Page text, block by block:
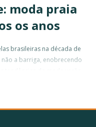
moda praia
os anos
brasileiras na década de
enobrecendo
há como não se sentir
enquanto está